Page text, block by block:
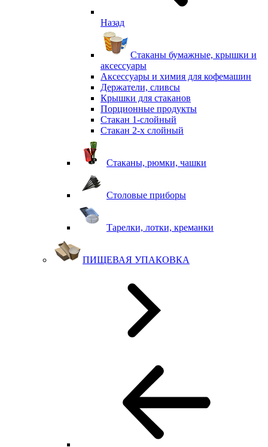
Назад
Стаканы бумажные, крышки и
аксессуары
Аксессуары и химия для кофемашин
Держатели, сливсы
Крышки для стаканов
Порционные продукты
Стакан 1-слойный
Стакан 2-х слойный
Стаканы, рюмки, чашки
Столовые приборы
Тарелки, лотки, креманки
ПИЩЕВАЯ УПАКОВКА